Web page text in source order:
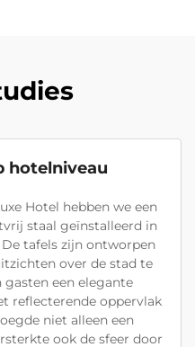
hotelniveau
Hotel hebben we een
staal geïnstalleerd in
tafels zijn ontworpen
over de stad te
gasten een elegante
reflecterende oppervlak
niet alleen een
ook de sfeer door